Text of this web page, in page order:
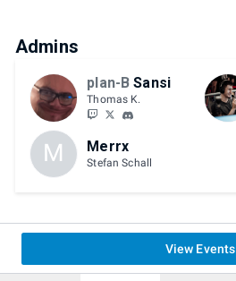
Admins
plan-B Sansi
Thomas K.
M Merrx
Stefan Schall
View Events